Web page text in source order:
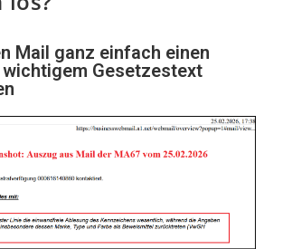
Mail ganz einfach einen
Gesetzestext